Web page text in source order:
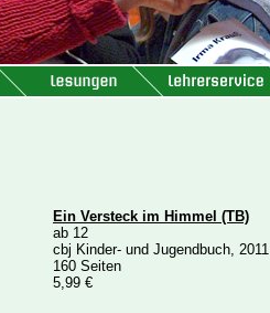
Ein Versteck im Himmel (TB)
ab 12
cbj Kinder- und Jugendbuch, 2011
160 Seiten
5,99 €